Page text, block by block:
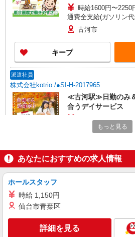
時給1600円〜
通費全支給(ガソリン代
古河市
キープ
派遣社員
株式会社kotrio /●SI-H-2017965
≪古河駅≫日勤のみ
合うデイサービス
時給1600円〜
通費全支給(ガソリン代
キープ
派遣社員
株式会社トラストグロース 新宿本社 第1
福祉施設・病院・在
時給：初任者研修
円 介護福祉士1,400円
もっと見る
あなたにおすすめの求人情報
ホールスタッフ
時給 1,150円
仙台市青葉区
詳細を見る